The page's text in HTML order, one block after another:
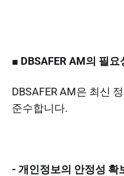
■ DBSAFER AM의 필요
DBSAFER AM은 최신
준수합니다.
- 개인정보의 안정성 확